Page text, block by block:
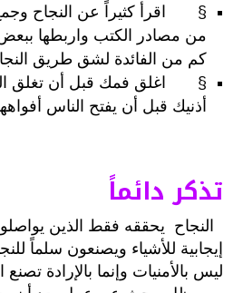
§ اقرأ كثيراً عن النجاح
من مصادر الكتب واربطها
كم من الفائدة لشق طريق
§ اغلق فمك قبل أن تغلق
أذنيك قبل أن يفتح الناس
تذكر دائماً
النجاح يحققه فقط الذين
إيجابية للأشياء ويصنعون سلماً
ليس بالأمنيات وإنما بالإرادة